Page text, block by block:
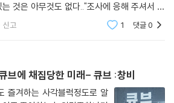
것은 아무것도 없다.."조사에 응해 주셔서 고
니다."규브 속에서 채념한 채 지내던 연우는부
신고 1 댓글0
브에 채집당한 미래- 큐브 :창비
즐겨하는 사각블럭정도로 알